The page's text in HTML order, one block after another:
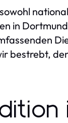
in
bestrebt,